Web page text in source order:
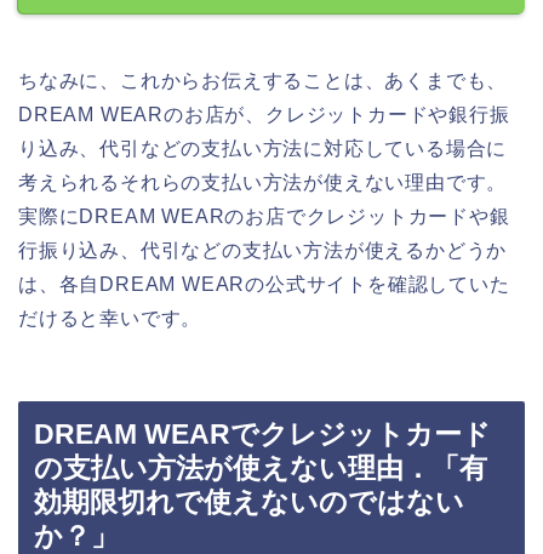
ちなみに、これからお伝えすることは、あくまでも、
DREAM WEARのお店が、クレジットカードや銀行振
り込み、代引などの支払い方法に対応している場合に
考えられるそれらの支払い方法が使えない理由です。
実際にDREAM WEARのお店でクレジットカードや銀
行振り込み、代引などの支払い方法が使えるかどうか
は、各自DREAM WEARの公式サイトを確認していた
だけると幸いです。
DREAM WEARでクレジットカード
の支払い方法が使えない理由．「有
効期限切れで使えないのではない
か？」